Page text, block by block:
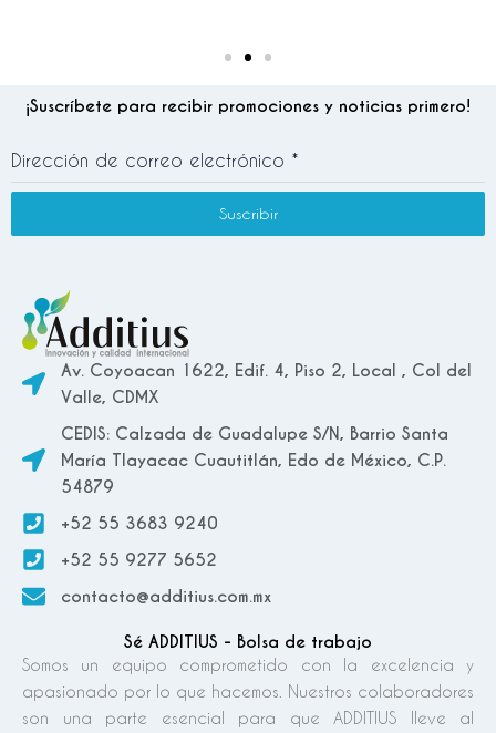
¡Suscríbete para recibir promociones y noticias primero!
Dirección de correo electrónico *
Suscribir
Av. Coyoacan 1622, Edif. 4, Piso 2, Local , Col del
Valle, CDMX
CEDIS: Calzada de Guadalupe S/N, Barrio Santa
María Tlayacac Cuautitlán, Edo de México, C.P.
54879
+52 55 3683 9240
+52 55 9277 5652
contacto@additius.com.mx
Sé ADDITIUS - Bolsa de trabajo
Somos un equipo comprometido con la excelencia y
apasionado por lo que hacemos. Nuestros colaboradores
son una parte esencial para que ADDITIUS lleve al